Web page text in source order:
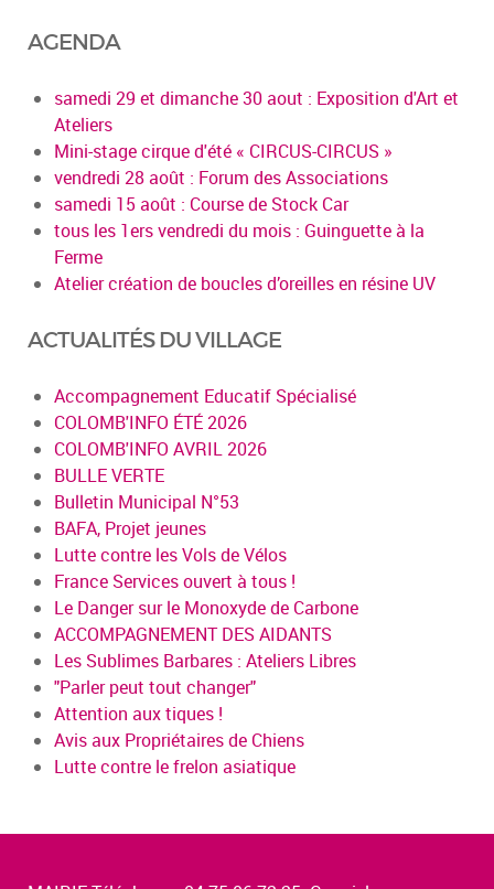
AGENDA
samedi 29 et dimanche 30 aout : Exposition d'Art et
Ateliers
Mini-stage cirque d'été « CIRCUS-CIRCUS »
vendredi 28 août : Forum des Associations
samedi 15 août : Course de Stock Car
tous les 1ers vendredi du mois : Guinguette à la
Ferme
Atelier création de boucles d’oreilles en résine UV
ACTUALITÉS DU VILLAGE
Accompagnement Educatif Spécialisé
COLOMB'INFO ÉTÉ 2026
COLOMB'INFO AVRIL 2026
BULLE VERTE
Bulletin Municipal N°53
BAFA, Projet jeunes
Lutte contre les Vols de Vélos
France Services ouvert à tous !
Le Danger sur le Monoxyde de Carbone
ACCOMPAGNEMENT DES AIDANTS
Les Sublimes Barbares : Ateliers Libres
"Parler peut tout changer"
Attention aux tiques !
Avis aux Propriétaires de Chiens
Lutte contre le frelon asiatique